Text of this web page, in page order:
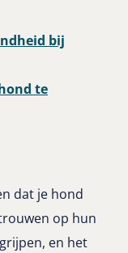
bij
te
dat je hond
op hun
en het